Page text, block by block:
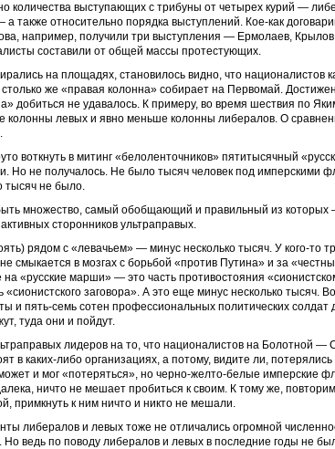
количества выступающих с трибуны от четырех курий —
также относительно порядка выступлений. Кое-как
например, получили три выступления — Ермолаев,
составили от общей массы протестующих.
на площадях, становилось видно, что националистов
же «правая колонна» собирает на Первомай.
добиться не удавалось. К примеру, во время шествия по
колонны левых и явно меньше колонны либералов. О
воткнуть в митинг «белоленточников» пятитысячный
Но не получалось. Не было тысяч человек под имперскими
тысяч не было.
множество, самый обобщающий и правильный из которых
сторонников ультраправых.
рядом с «левачьем» — минус несколько тысяч. У кого-то
смыкается в мозгах с борьбой «против Путина» и за
«русские марши» — это часть противостояния
заговора». А это еще минус несколько тысяч.
и пять-семь сотен профессиональных политических солдат
туда они и пойдут.
лидеров на то, что националистов на Болотной —
в каких-либо организациях, а потому, видите ли,
и мог «потеряться», но черно-желто-белые имперские
ничто не мешает пробиться к своим. К тому же,
примкнуть к ним ничто и никто не мешали.
либералов и левых тоже не отличались огромной
ведь по поводу либералов и левых в последние годы не